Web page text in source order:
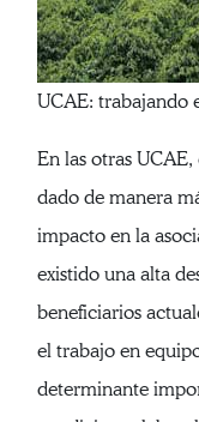
UCAE: trabajando
En las otras
dado de manera
impacto en la
existido una alta
beneficiarios
el trabajo en
determinante